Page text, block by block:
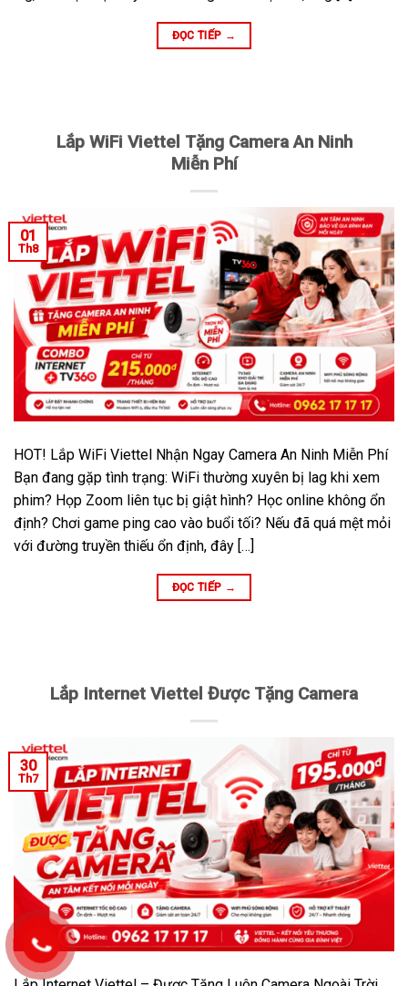
ĐỌC TIẾP →
Lắp WiFi Viettel Tặng Camera An Ninh
Miễn Phí
01
Th8
HOT! Lắp WiFi Viettel Nhận Ngay Camera An Ninh Miễn Phí
Bạn đang gặp tình trạng: WiFi thường xuyên bị lag khi xem
phim? Họp Zoom liên tục bị giật hình? Học online không ổn
định? Chơi game ping cao vào buổi tối? Nếu đã quá mệt mỏi
với đường truyền thiếu ổn định, đây […]
ĐỌC TIẾP →
Lắp Internet Viettel Được Tặng Camera
30
Th7